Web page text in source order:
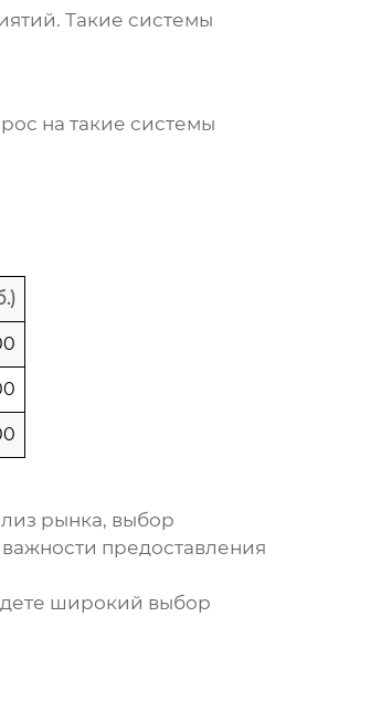
Такие системы
на такие системы
рынка, выбор
предоставления
широкий выбор